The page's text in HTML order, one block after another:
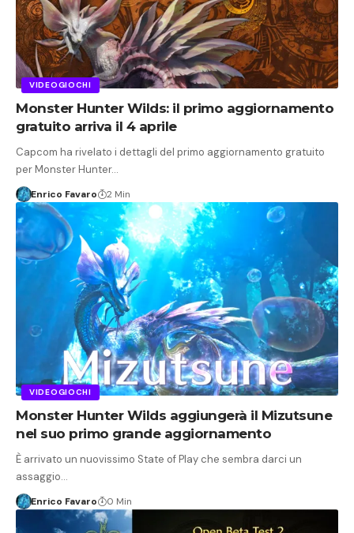
VIDEOGIOCHI
Monster Hunter Wilds: il primo aggiornamento
gratuito arriva il 4 aprile
Capcom ha rivelato i dettagli del primo aggiornamento gratuito
per Monster Hunter…
Enrico Favaro 2 Min
VIDEOGIOCHI
Monster Hunter Wilds aggiungerà il Mizutsune
nel suo primo grande aggiornamento
È arrivato un nuovissimo State of Play che sembra darci un
assaggio…
Enrico Favaro 0 Min